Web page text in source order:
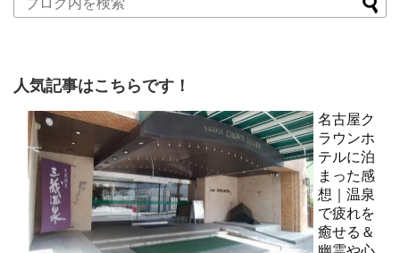
人気記事はこちらです！
名古屋ク
ラウンホ
テルに泊
まった感
想｜温泉
で疲れを
癒せる＆